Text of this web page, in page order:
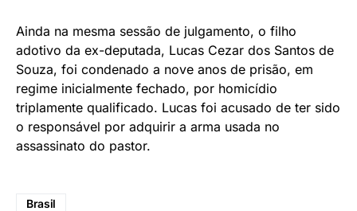
Ainda na mesma sessão de julgamento, o filho
adotivo da ex-deputada, Lucas Cezar dos Santos de
Souza, foi condenado a nove anos de prisão, em
regime inicialmente fechado, por homicídio
triplamente qualificado. Lucas foi acusado de ter sido
o responsável por adquirir a arma usada no
assassinato do pastor.
Brasil